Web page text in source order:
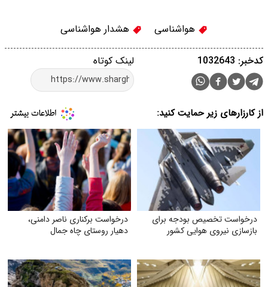
هواشناسی هشدار هواشناسی
لینک کوتاه کدخبر: 1032643
از کارزارهای زیر حمایت کنید:
درخواست تخصیص بودجه برای
بازسازی نیروی هوایی کشور
درخواست برکناری ناصر دامنی،
دهیار روستای چاه جمال